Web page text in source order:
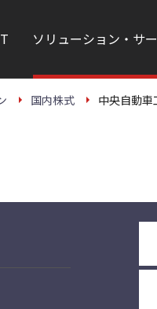
ソリューション・サ
国内株式 中央自動車